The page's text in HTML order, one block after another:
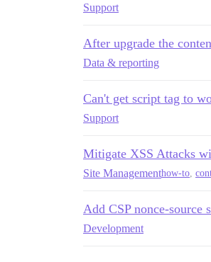
Support
After upgrade the
Data & reporting
Can't get script tag to
Support
Mitigate XSS Attacks
Site Managementhow-to,
Add CSP nonce-source
Development